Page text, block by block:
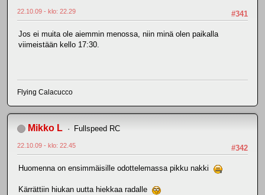
#341
22.10.09 - klo: 22.29
Jos ei muita ole aiemmin menossa, niin minä olen paikalla
viimeistään kello 17:30.
Flying Calacucco
Mikko L Fullspeed RC
#342
22.10.09 - klo: 22.45
Huomenna on ensimmäisille odottelemassa pikku nakki
Kärrättiin hiukan uutta hiekkaa radalle